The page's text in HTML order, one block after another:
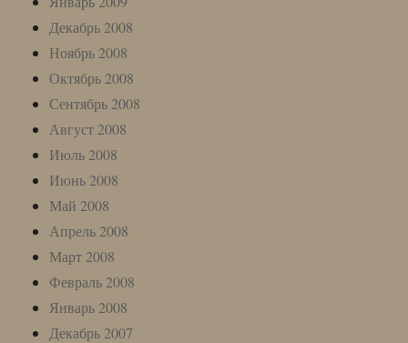
Декабрь 2008
Ноябрь 2008
Октябрь 2008
Сентябрь 2008
Август 2008
Июль 2008
Июнь 2008
Май 2008
Апрель 2008
Март 2008
Февраль 2008
Январь 2008
Декабрь 2007